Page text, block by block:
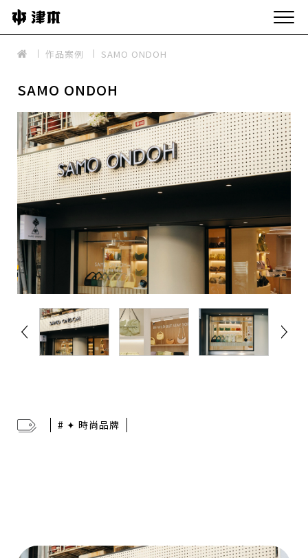
作品案例 SAMO ONDOH
SAMO ONDOH
# ✦ 時尚品牌